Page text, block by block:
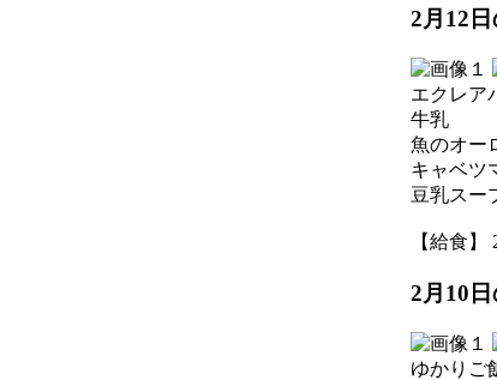
2月12
エクレア
牛乳
魚のオー
キャベツ
豆乳スー
【給食】
2月10
ゆかりご